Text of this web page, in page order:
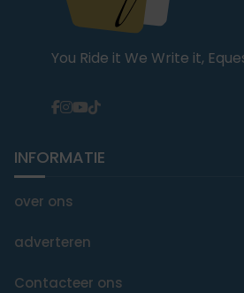
You Ride it We Write it,
INFORMATIE
over ons
adverteren
Contacteer ons